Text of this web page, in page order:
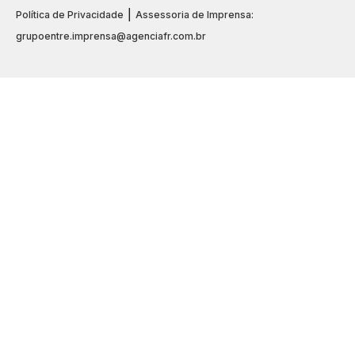
Política de Privacidade
Assessoria de Imprensa:
grupoentre.imprensa@agenciafr.com.br